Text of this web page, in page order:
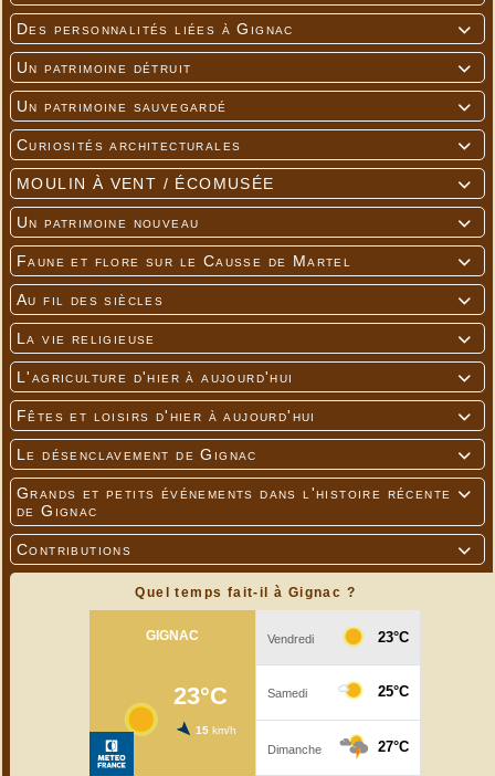

Des personnalités liées à Gignac

Un patrimoine détruit

Un patrimoine sauvegardé

Curiosités architecturales

MOULIN À VENT / ÉCOMUSÉE

Un patrimoine nouveau

Faune et flore sur le Causse de Martel

Au fil des siècles

La vie religieuse

L'agriculture d'hier à aujourd'hui

Fêtes et loisirs d'hier à aujourd'hui

Le désenclavement de Gignac

Grands et petits événements dans l'histoire récente
de Gignac

Contributions
Quel temps fait-il à Gignac ?